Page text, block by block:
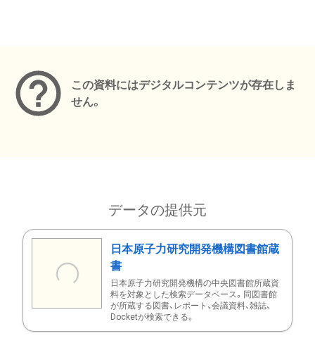
この資料にはデジタルコンテンツが存在しま
せん。
データの提供元
日本原子力研究開発機構図書館蔵
書
日本原子力研究開発機構の中央図書館所蔵資
料を対象とした検索データベース。同図書館
が所蔵する図書、レポート、会議資料、雑誌、
Docketが検索できる。